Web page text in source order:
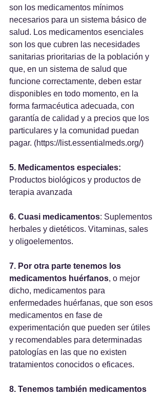
son los medicamentos mínimos
necesarios para un sistema básico de
salud. Los medicamentos esenciales
son los que cubren las necesidades
sanitarias prioritarias de la población y
que, en un sistema de salud que
funcione correctamente, deben estar
disponibles en todo momento, en la
forma farmacéutica adecuada, con
garantía de calidad y a precios que los
particulares y la comunidad puedan
pagar. (https://list.essentialmeds.org/)
5. Medicamentos especiales:
Productos biológicos y productos de
terapia avanzada
6. Cuasi medicamentos: Suplementos
herbales y dietéticos. Vitaminas, sales
y oligoelementos.
7. Por otra parte tenemos los
medicamentos huérfanos, o mejor
dicho, medicamentos para
enfermedades huérfanas, que son esos
medicamentos en fase de
experimentación que pueden ser útiles
y recomendables para determinadas
patologías en las que no existen
tratamientos conocidos o eficaces.
8. Tenemos también medicamentos